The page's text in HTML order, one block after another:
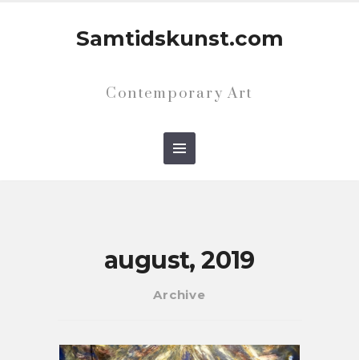
Samtidskunst.com
Contemporary Art
august, 2019
Archive